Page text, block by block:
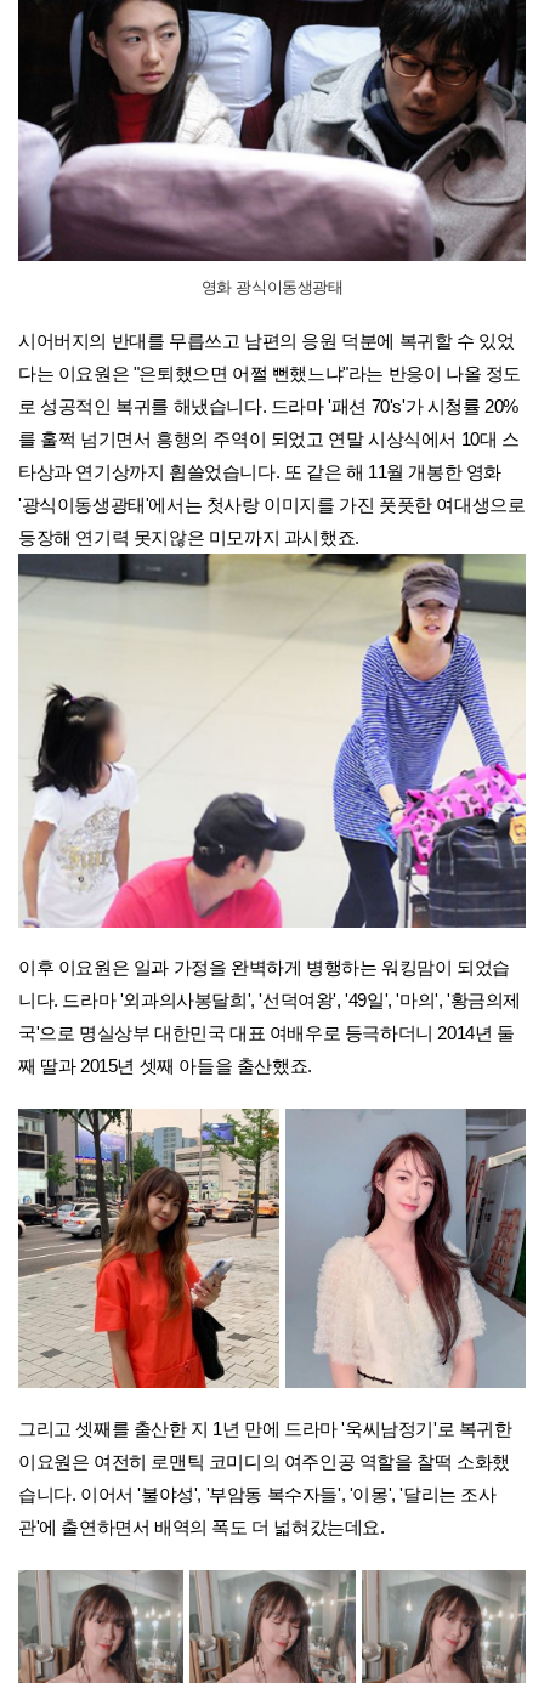
영화 광식이동생광태
시어버지의 반대를 무릅쓰고 남편의 응원 덕분에 복귀할 수 있었
다는 이요원은 "은퇴했으면 어쩔 뻔했느냐"라는 반응이 나올 정도
로 성공적인 복귀를 해냈습니다. 드라마 '패션 70's'가 시청률 20%
를 훌쩍 넘기면서 흥행의 주역이 되었고 연말 시상식에서 10대 스
타상과 연기상까지 휩쓸었습니다. 또 같은 해 11월 개봉한 영화
'광식이동생광태'에서는 첫사랑 이미지를 가진 풋풋한 여대생으로
등장해 연기력 못지않은 미모까지 과시했죠.
이후 이요원은 일과 가정을 완벽하게 병행하는 워킹맘이 되었습
니다. 드라마 '외과의사봉달희', '선덕여왕', '49일', '마의', '황금의제
국'으로 명실상부 대한민국 대표 여배우로 등극하더니 2014년 둘
째 딸과 2015년 셋째 아들을 출산했죠.
그리고 셋째를 출산한 지 1년 만에 드라마 '욱씨남정기'로 복귀한
이요원은 여전히 로맨틱 코미디의 여주인공 역할을 찰떡 소화했
습니다. 이어서 '불야성', '부암동 복수자들', '이몽', '달리는 조사
관'에 출연하면서 배역의 폭도 더 넓혀갔는데요.